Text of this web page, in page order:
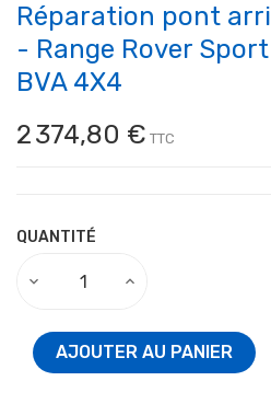
Réparation pont
- Range Rover
BVA 4X4
2 374,80 € TTC
QUANTITÉ
AJOUTER AU PANIER